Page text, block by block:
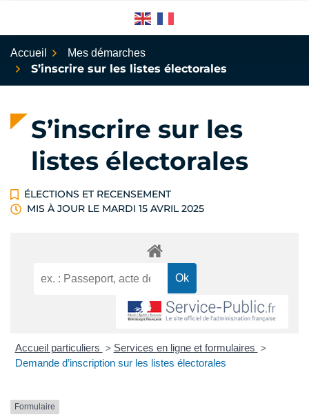
Accueil
Mes démarches
S’inscrire sur les listes électorales
S’inscrire sur les
listes électorales
ÉLECTIONS ET RECENSEMENT
MIS À JOUR LE MARDI 15 AVRIL 2025
Accueil particuliers > Services en ligne et formulaires >
Demande d’inscription sur les listes électorales
Formulaire